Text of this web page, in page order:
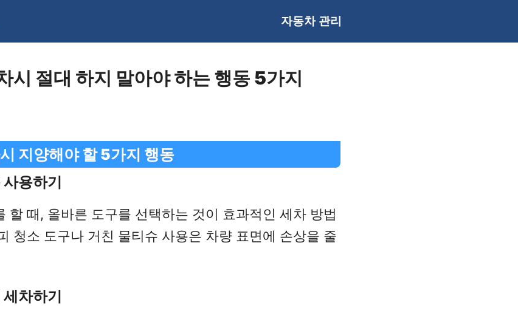
자동차 관리
시 절대 하지 말아야 하는 행동 5가지
지양해야 할 5가지 행동
용하기
할 때, 올바른 도구를 선택하는 것이 효과적인 세차 방법
청소 도구나 거친 물티슈 사용은 차량 표면에 손상을 줄
차하기